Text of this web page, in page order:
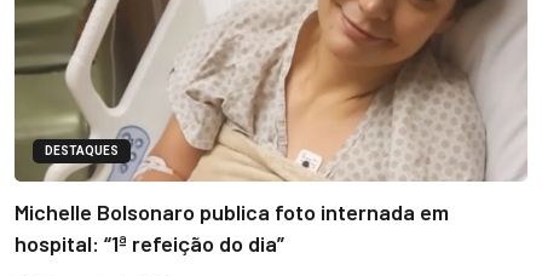
DESTAQUES
Michelle Bolsonaro publica foto internada em
hospital: “1ª refeição do dia”